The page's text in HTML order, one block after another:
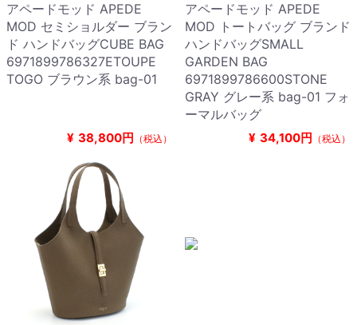
アペードモッド APEDE
MOD セミショルダー ブラン
ド ハンドバッグCUBE BAG
6971899786327ETOUPE
TOGO ブラウン系 bag-01
¥ 38,800円 （税込）
アペードモッド APEDE
MOD トートバッグ ブランド
ハンドバッグSMALL
GARDEN BAG
6971899786600STONE
GRAY グレー系 bag-01 フォ
ーマルバッグ
¥ 34,100円 （税込）